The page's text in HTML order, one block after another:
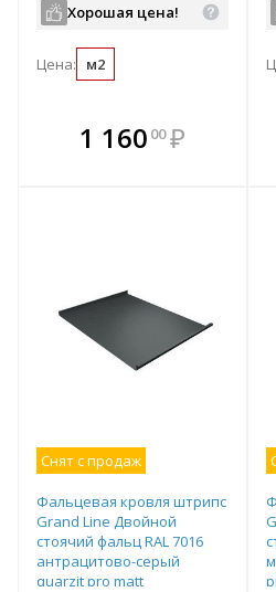
Хорошая цена!
Цена: м2
1 160 00 ₽
В комплекте
всегда выгоднее!
Снят с продаж
Фальцевая кровля штрипс
Grand Line Двойной
стоячий фальц RAL 7016
антрацитово-серый
quarzit pro matt